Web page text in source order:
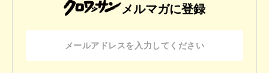
メルマガに登録